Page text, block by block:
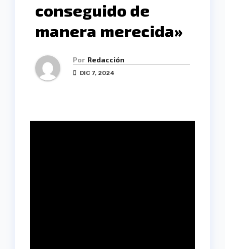
conseguido de
manera merecida»
Por Redacción
DIC 7, 2024